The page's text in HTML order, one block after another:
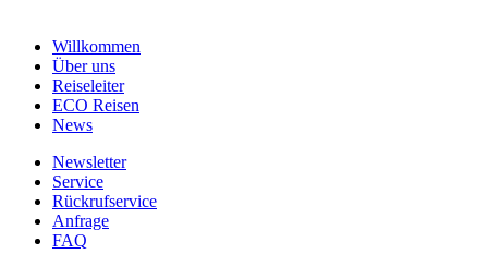
Willkommen
Über uns
Reiseleiter
ECO Reisen
News
Newsletter
Service
Rückrufservice
Anfrage
FAQ